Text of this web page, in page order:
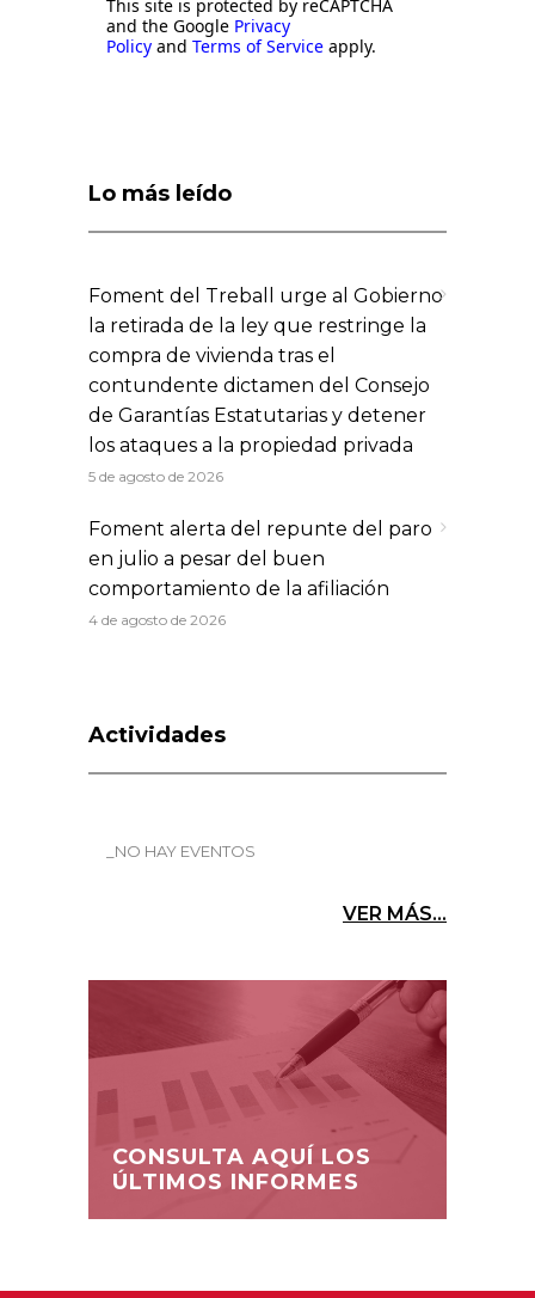
This site is protected by reCAPTCHA
and the Google Privacy
Policy and Terms of Service apply.
Lo más leído
Foment del Treball urge al Gobierno
la retirada de la ley que restringe la
compra de vivienda tras el
contundente dictamen del Consejo
de Garantías Estatutarias y detener
los ataques a la propiedad privada
5 de agosto de 2026
Foment alerta del repunte del paro
en julio a pesar del buen
comportamiento de la afiliación
4 de agosto de 2026
Actividades
_NO HAY EVENTOS
VER MÁS...
CONSULTA AQUÍ LOS
ÚLTIMOS INFORMES